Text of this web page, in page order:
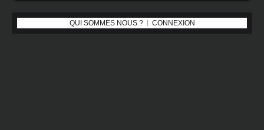
QUI SOMMES NOUS ? CONNEXION